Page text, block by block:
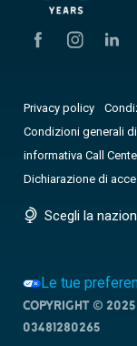
Privacy policy
Condizioni generali
informativa Call
Dichiarazione di
Scegli la
Le tue
Copyright ©
03481280265